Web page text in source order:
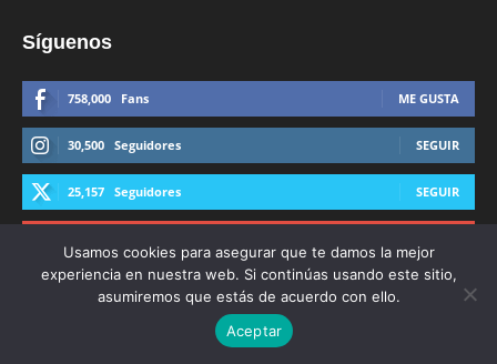
Síguenos
758,000 Fans ME GUSTA
30,500 Seguidores SEGUIR
25,157 Seguidores SEGUIR
© Derechos Reservados AFmedios 2021
Usamos cookies para asegurar que te damos la mejor
experiencia en nuestra web. Si continúas usando este sitio,
asumiremos que estás de acuerdo con ello.
Aceptar